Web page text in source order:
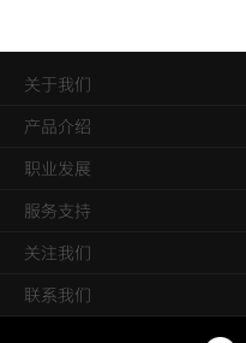
关于我们
产品介绍
职业发展
服务支持
关注我们
联系我们